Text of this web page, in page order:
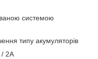
системою
типу акумуляторів
/ 2A